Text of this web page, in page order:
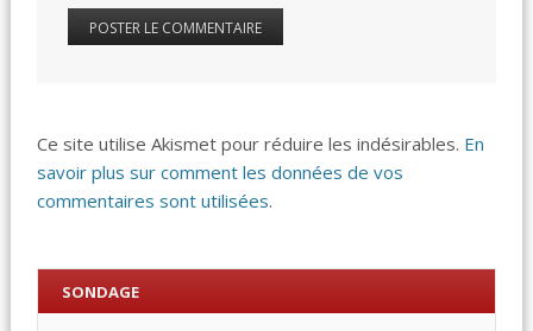
Ce site utilise Akismet pour réduire les indésirables. En
savoir plus sur comment les données de vos
commentaires sont utilisées.
SONDAGE